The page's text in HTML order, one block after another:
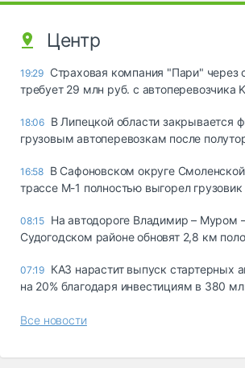
Центр
19:29 Страховая компания "Пари" через
требует 29 млн руб. с автоперевозчика
18:06 В Липецкой области закрывается
грузовым автоперевозкам после
16:58 В Сафоновском округе
трассе М-1 полностью выгорел грузовик
08:15 На автодороге Владимир – Муром
Судогодском районе обновят 2,8 км
07:19 КАЗ нарастит выпуск стартерных
на 20% благодаря инвестициям в 380
Все новости